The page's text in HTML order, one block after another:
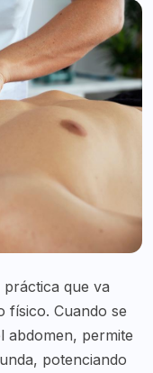
práctica que va
físico. Cuando se
abdomen, permite
potenciando